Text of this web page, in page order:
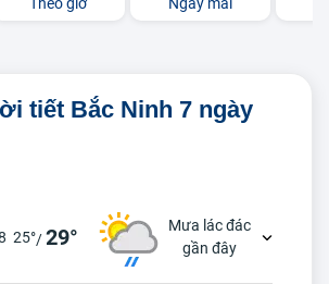
tiết Bắc Ninh 7 ngày
25°/29°
Mưa lác đác
gần đây